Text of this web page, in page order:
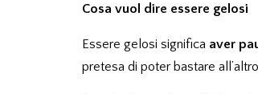
Cosa vuol dire essere gelosi
Essere gelosi significa aver
pretesa di poter bastare